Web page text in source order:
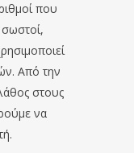
που
σωστοί,
Από την
στους
να